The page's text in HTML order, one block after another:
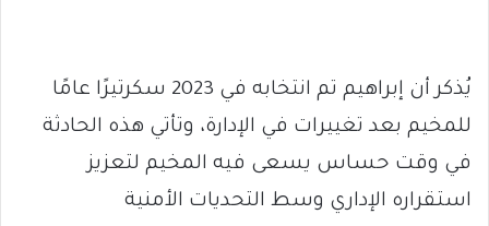
يُذكر أن إبراهيم تم انتخابه في 2023 سكرتيرًا عامًا
للمخيم بعد تغييرات في الإدارة، وتأتي هذه الحادثة
في وقت حساس يسعى فيه المخيم لتعزيز
استقراره الإداري وسط التحديات الأمنية